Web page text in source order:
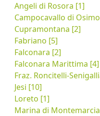
Angeli di Rosora [1]
Campocavallo di
Cupramontana [2]
Fabriano [5]
Falconara [2]
Falconara Marittima [4]
Fraz. Roncitelli-
Jesi [10]
Loreto [1]
Marina di